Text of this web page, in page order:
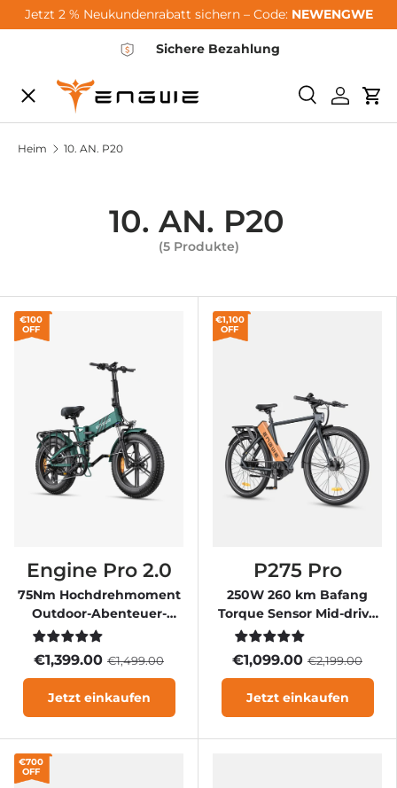
Zum Inhalt springen
Jetzt 2 % Neukundenrabatt sichern – Code: NEWENGWE
Sichere Bezahlung
Suchen
Speisekarte
City-Sale
Community
Heim 10. AN. P20
10. AN. P20
(5 Produkte)
€100
OFF
Engine Pro 2.0
75Nm Hochdrehmoment
Outdoor-Abenteuer-
Klapprad mit
Elektroantrieb
€1,399.00 €1,499.00
Jetzt einkaufen
€1,100
OFF
P275 Pro
250W 260 km Bafang
Torque Sensor Mid-drive
Motor Commuting E-Bike
€1,099.00 €2,199.00
Jetzt einkaufen
€700
OFF